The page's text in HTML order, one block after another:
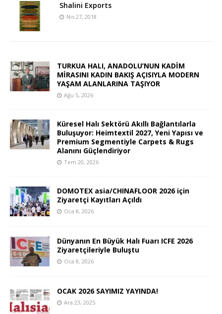
Shalini Exports
Nis 27, 2018
TURKUA HALI, ANADOLU’NUN KADİM
MİRASINI KADIN BAKIŞ AÇISIYLA MODERN
YAŞAM ALANLARINA TAŞIYOR
Ağu 5, 2026
Küresel Halı Sektörü Akıllı Bağlantılarla
Buluşuyor: Heimtextil 2027, Yeni Yapısı ve
Premium Segmentiyle Carpets & Rugs
Alanını Güçlendiriyor
Tem 20, 2026
DOMOTEX asia/CHINAFLOOR 2026 için
Ziyaretçi Kayıtları Açıldı
Oca 8, 2026
Dünyanın En Büyük Halı Fuarı ICFE 2026
Ziyaretçileriyle Buluştu
Oca 8, 2026
OCAK 2026 SAYIMIZ YAYINDA!
Ara 23, 2025